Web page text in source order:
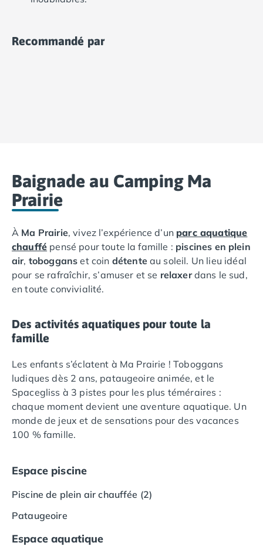
Camping Champagne-Ardenne
Camping Corse-du-Sud
Camping Clairvaux-les-Lacs
Camping Haute-Normandie
Camping Eure
Camping Ile-de-France
Camping Essonne
Camping Seine-et-Marne
Camping Val d'Oise
Camping Val-de-Marne
Camping Languedoc-Roussillon
Camping Narbonne-Plage
Camping Sigean
Camping Aigues-Mortes
Camping Grau-du-Roi
Camping Nîmes
Camping Hérault
Camping Agde
Camping Béziers
Camping Marseillan-Plage
Camping Palavas-les-Flots
Camping Sète
Camping Valras-Plage
Camping Vias-Plage
Recommandé par
Baignade au Camping Ma
Prairie
À Ma Prairie, vivez l’expérience d’un parc aquatique
chauffé pensé pour toute la famille : piscines en plein
air, toboggans et coin détenteau soleil. Un lieu idéal
pour se rafraîchir, s’amuser et se relaxerdans le sud,
en toute convivialité.
Des activités aquatiques pour toute la
famille
Les enfants s’éclatent à Ma Prairie ! Toboggans
ludiques dès 2 ans, pataugeoire animée, et le
Spacegliss à 3 pistes pour les plus téméraires :
chaque moment devient une aventure aquatique. Un
monde de jeux et de sensations pour des vacances
100 % famille.
Espace piscine
Piscine de plein air chauffée (2)
Pataugeoire
Espace aquatique